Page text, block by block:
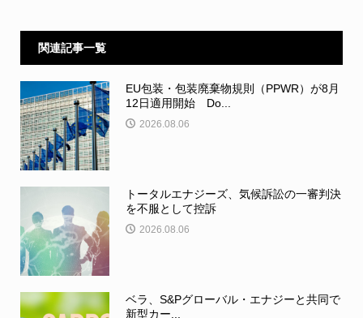
関連記事一覧
EU包装・包装廃棄物規則（PPWR）が8月
12日適用開始 Do...
2026.08.06
トータルエナジーズ、気候訴訟の一審判決
を不服として控訴
2026.08.06
ベラ、S&Pグローバル・エナジーと共同で
新型カー...